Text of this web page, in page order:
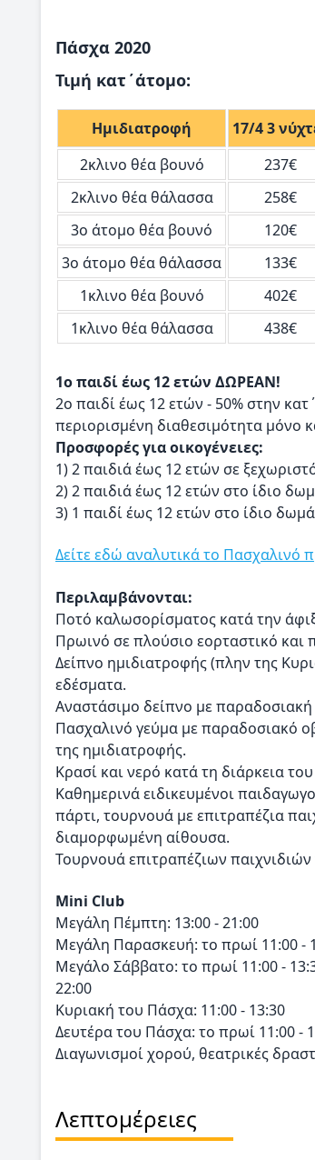
Πάσχα 2020
Τιμή κατ΄άτομο:
Ημιδιατροφή 17/4 3
2κλινο θέα βουνό
237€
2κλινο θέα θάλασσα
258€
3ο άτομο θέα βουνό
120€
3ο άτομο θέα θάλασσα
133€
1κλινο θέα βουνό
402€
1κλινο θέα θάλασσα
438€
1ο παιδί έως 12 ετών ΔΩΡΕΑΝ!
2ο παιδί έως 12 ετών - 50% στην
περιορισμένη διαθεσιμότητα μόνο
Προσφορές για οικογένειες:
1) 2 παιδιά έως 12 ετών σε
2) 2 παιδιά έως 12 ετών στο ίδιο
3) 1 παιδί έως 12 ετών στο ίδιο
Δείτε εδώ αναλυτικά το Πασχαλινό
Περιλαμβάνονται:
Ποτό καλωσορίσματος κατά την
Πρωινό σε πλούσιο εορταστικό
Δείπνο ημιδιατροφής (πλην της
εδέσματα.
Αναστάσιμο δείπνο με παραδοσιακή
Πασχαλινό γεύμα με παραδοσιακό
της ημιδιατροφής.
Κρασί και νερό κατά τη διάρκεια
Καθημερινά ειδικευμένοι
πάρτι, τουρνουά με επιτραπέζια
διαμορφωμένη αίθουσα.
Τουρνουά επιτραπέζιων παιχνιδιών
Μini Club
Μεγάλη Πέμπτη: 13:00 - 21:00
Μεγάλη Παρασκευή: το πρωί 11:00 -
Μεγάλο Σάββατο: το πρωί 11:00 -
22:00
Κυριακή του Πάσχα: 11:00 - 13:30
Δευτέρα του Πάσχα: το πρωί 11:00 -
Διαγωνισμοί χορού, θεατρικές
Λεπτομέρειες